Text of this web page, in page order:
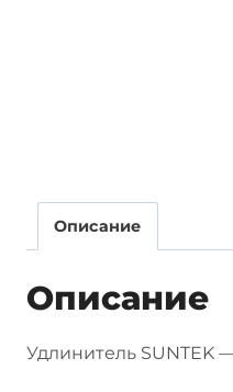
Описание
Описание
Удлинитель SUNTEK